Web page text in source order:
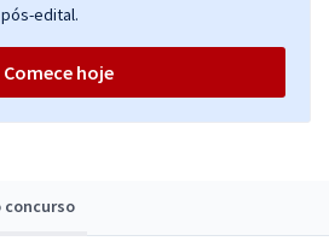
concurso
edital.
Comece hoje